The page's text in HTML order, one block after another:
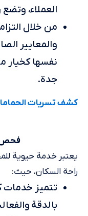
العملاء،
من خلال
والمعايير
نفسها كخيار
جدة.
كشف تسربات
فحص
يعتبر خدمة حيوية
راحة السكان، حيث:
تتميز
بالدقة